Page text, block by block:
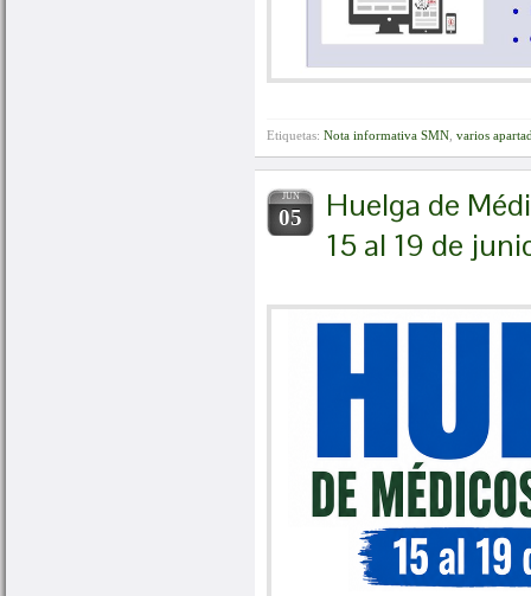
Etiquetas: Nota informativa SMN varios
JUN
05
Huelga de
15 al 19 de